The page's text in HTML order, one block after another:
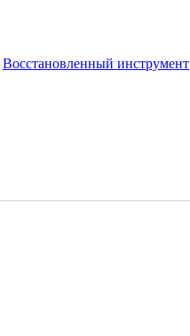
Восстановленный инструмент